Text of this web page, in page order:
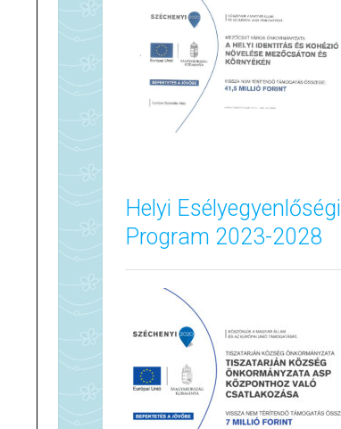
Helyi Esélyegyenlőségi
Program 2023-2028